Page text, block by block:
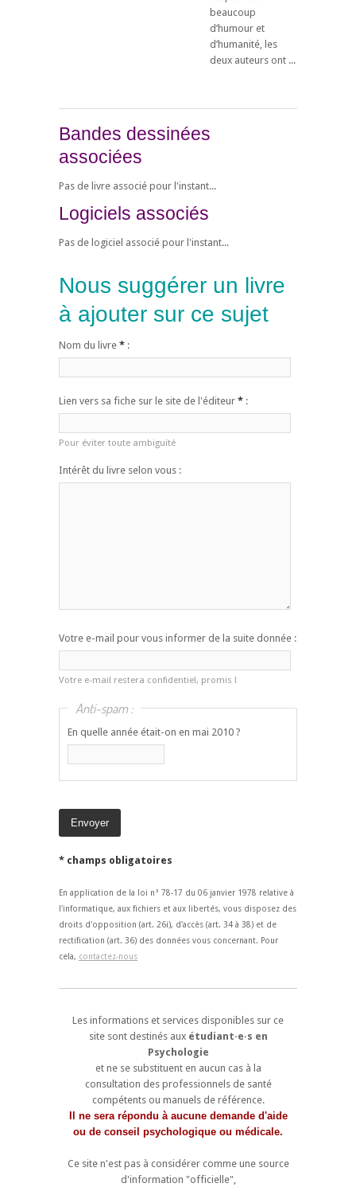
beaucoup
d’humour et
d’humanité, les
deux auteurs ont ...
Bandes dessinées
associées
Pas de livre associé pour l'instant...
Logiciels associés
Pas de logiciel associé pour l'instant...
Nous suggérer un livre
à ajouter sur ce sujet
Nom du livre * :
Lien vers sa fiche sur le site de l'éditeur * :
Pour éviter toute ambiguïté
Intérêt du livre selon vous :
Votre e-mail pour vous informer de la suite donnée :
Votre e-mail restera confidentiel, promis !
Anti-spam :
En quelle année était-on en mai 2010 ?
* champs obligatoires
En application de la loi n° 78-17 du 06 janvier 1978 relative à
l'informatique, aux fichiers et aux libertés, vous disposez des
droits d'opposition (art. 26i), d'accès (art. 34 à 38) et de
rectification (art. 36) des données vous concernant. Pour
cela, contactez-nous
Les informations et services disponibles sur ce
site sont destinés aux étudiant·e·s en
Psychologie
et ne se substituent en aucun cas à la
consultation des professionnels de santé
compétents ou manuels de référence.
Il ne sera répondu à aucune demande d'aide
ou de conseil psychologique ou médicale.
Ce site n'est pas à considérer comme une source
d'information "officielle",